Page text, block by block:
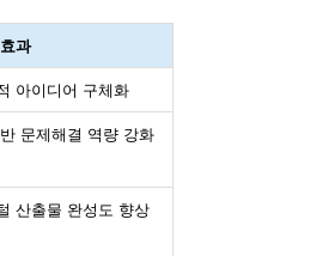
과
아이디어 구체화
문제해결 역량 강화
산출물 완성도 향상